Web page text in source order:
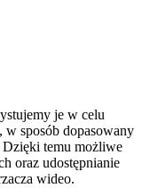
je w celu
w sposób dopasowany
temu możliwe
oraz udostępnianie
wideo.